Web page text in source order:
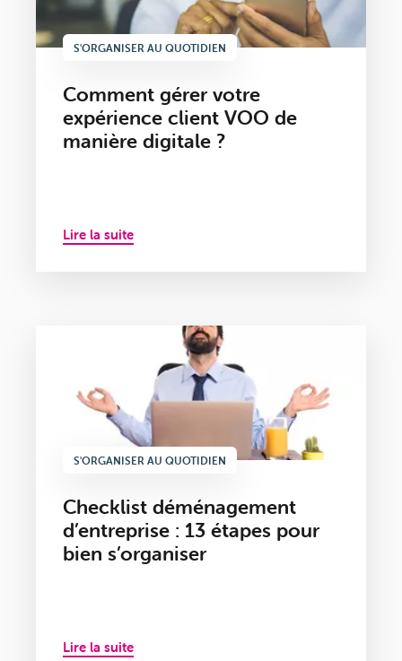
S'ORGANISER AU QUOTIDIEN
Comment gérer votre
expérience client VOO de
manière digitale ?
Lire la suite
S'ORGANISER AU QUOTIDIEN
Checklist déménagement
d’entreprise : 13 étapes pour
bien s’organiser
Lire la suite